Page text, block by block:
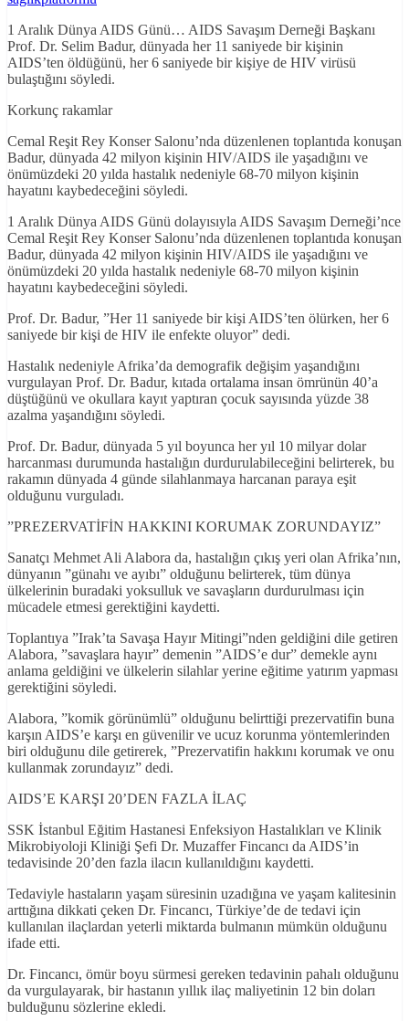
1 Aralık Dünya AIDS Günü… AIDS Savaşım Derneği Başkanı
Prof. Dr. Selim Badur, dünyada her 11 saniyede bir kişinin
AIDS’ten öldüğünü, her 6 saniyede bir kişiye de HIV virüsü
bulaştığını söyledi.
Korkunç rakamlar
Cemal Reşit Rey Konser Salonu’nda düzenlenen toplantıda konuşan
Badur, dünyada 42 milyon kişinin HIV/AIDS ile yaşadığını ve
önümüzdeki 20 yılda hastalık nedeniyle 68-70 milyon kişinin
hayatını kaybedeceğini söyledi.
1 Aralık Dünya AIDS Günü dolayısıyla AIDS Savaşım Derneği’nce
Cemal Reşit Rey Konser Salonu’nda düzenlenen toplantıda konuşan
Badur, dünyada 42 milyon kişinin HIV/AIDS ile yaşadığını ve
önümüzdeki 20 yılda hastalık nedeniyle 68-70 milyon kişinin
hayatını kaybedeceğini söyledi.
Prof. Dr. Badur, ”Her 11 saniyede bir kişi AIDS’ten ölürken, her 6
saniyede bir kişi de HIV ile enfekte oluyor” dedi.
Hastalık nedeniyle Afrika’da demografik değişim yaşandığını
vurgulayan Prof. Dr. Badur, kıtada ortalama insan ömrünün 40’a
düştüğünü ve okullara kayıt yaptıran çocuk sayısında yüzde 38
azalma yaşandığını söyledi.
Prof. Dr. Badur, dünyada 5 yıl boyunca her yıl 10 milyar dolar
harcanması durumunda hastalığın durdurulabileceğini belirterek, bu
rakamın dünyada 4 günde silahlanmaya harcanan paraya eşit
olduğunu vurguladı.
”PREZERVATİFİN HAKKINI KORUMAK ZORUNDAYIZ”
Sanatçı Mehmet Ali Alabora da, hastalığın çıkış yeri olan Afrika’nın,
dünyanın ”günahı ve ayıbı” olduğunu belirterek, tüm dünya
ülkelerinin buradaki yoksulluk ve savaşların durdurulması için
mücadele etmesi gerektiğini kaydetti.
Toplantıya ”Irak’ta Savaşa Hayır Mitingi”nden geldiğini dile getiren
Alabora, ”savaşlara hayır” demenin ”AIDS’e dur” demekle aynı
anlama geldiğini ve ülkelerin silahlar yerine eğitime yatırım yapması
gerektiğini söyledi.
Alabora, ”komik görünümlü” olduğunu belirttiği prezervatifin buna
karşın AIDS’e karşı en güvenilir ve ucuz korunma yöntemlerinden
biri olduğunu dile getirerek, ”Prezervatifin hakkını korumak ve onu
kullanmak zorundayız” dedi.
AIDS’E KARŞI 20’DEN FAZLA İLAÇ
SSK İstanbul Eğitim Hastanesi Enfeksiyon Hastalıkları ve Klinik
Mikrobiyoloji Kliniği Şefi Dr. Muzaffer Fincancı da AIDS’in
tedavisinde 20’den fazla ilacın kullanıldığını kaydetti.
Tedaviyle hastaların yaşam süresinin uzadığına ve yaşam kalitesinin
arttığına dikkati çeken Dr. Fincancı, Türkiye’de de tedavi için
kullanılan ilaçlardan yeterli miktarda bulmanın mümkün olduğunu
ifade etti.
Dr. Fincancı, ömür boyu sürmesi gereken tedavinin pahalı olduğunu
da vurgulayarak, bir hastanın yıllık ilaç maliyetinin 12 bin doları
bulduğunu sözlerine ekledi.